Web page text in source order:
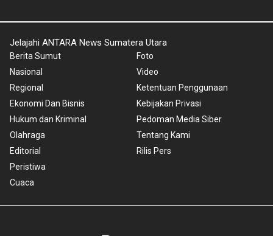
Jelajahi ANTARA News Sumatera Utara
Berita Sumut
Nasional
Regional
Ekonomi Dan Bisnis
Hukum dan Kriminal
Olahraga
Editorial
Peristiwa
Cuaca
Foto
Video
Ketentuan Penggunaan
Kebijakan Privasi
Pedoman Media Siber
Tentang Kami
Rilis Pers